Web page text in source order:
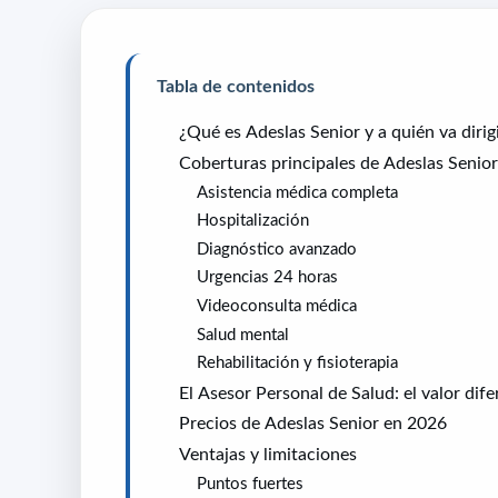
Tabla de contenidos
¿Qué es Adeslas Senior y a quién va
Coberturas principales de Adeslas Senior
Asistencia médica completa
Hospitalización
Diagnóstico avanzado
Urgencias 24 horas
Videoconsulta médica
Salud mental
Rehabilitación y fisioterapia
El Asesor Personal de Salud: el valor
Precios de Adeslas Senior en 2026
Ventajas y limitaciones
Puntos fuertes